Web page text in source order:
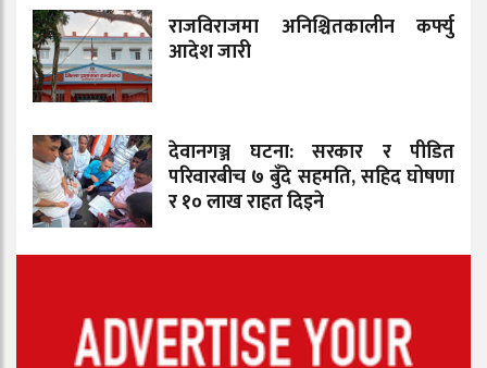
राजविराजमा अनिश्चितकालीन कर्फ्यु
आदेश जारी
देवानगञ्ज घटना: सरकार र पीडित
परिवारबीच ७ बुँदे सहमति, सहिद घोषणा
र १० लाख राहत दिइने